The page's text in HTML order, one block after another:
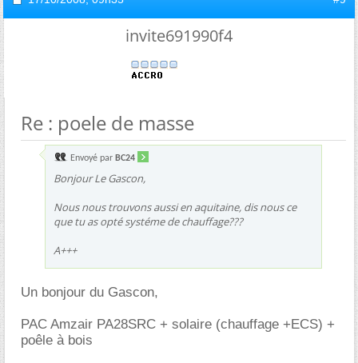
invite691990f4
Re : poele de masse
Envoyé par BC24
Bonjour Le Gascon,
Nous nous trouvons aussi en aquitaine, dis nous ce
que tu as opté systéme de chauffage???
A+++
Un bonjour du Gascon,
PAC Amzair PA28SRC + solaire (chauffage +ECS) +
poêle à bois